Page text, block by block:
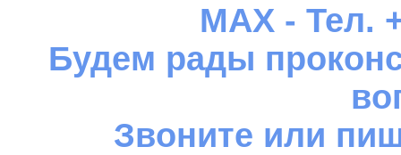
MAX - Тел.
Будем рады
Звоните или